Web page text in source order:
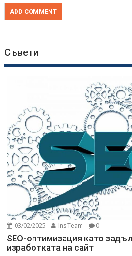
Съвети
03/02/2025 Ins Team 0
SEO-оптимизация като
изработката на сайт